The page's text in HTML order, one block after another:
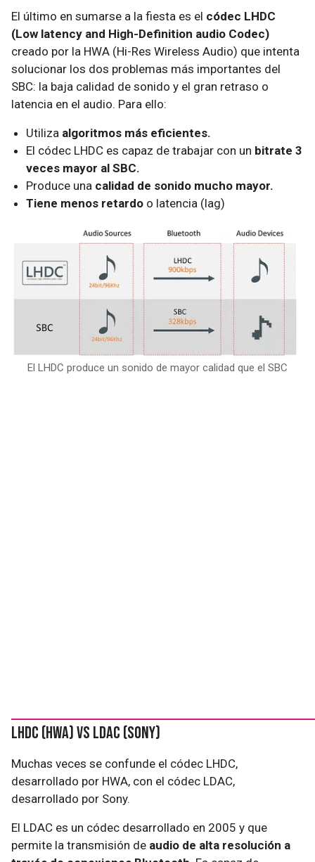
El último en sumarse a la fiesta es el códec LHDC
(Low latency and High-Definition audio Codec)
creado por la HWA (Hi-Res Wireless Audio) que intenta
solucionar los dos problemas más importantes del
SBC: la baja calidad de sonido y el gran retraso o
latencia en el audio. Para ello:
Utiliza algoritmos más eficientes.
El códec LHDC es capaz de trabajar con un bitrate 3
veces mayor al SBC.
Produce una calidad de sonido mucho mayor.
Tiene menos retardo o latencia (lag)
El LHDC produce un sonido de mayor calidad que el SBC
LHDC (HWA) vs LDAC (Sony)
Muchas veces se confunde el códec LHDC,
desarrollado por HWA, con el códec LDAC,
desarrollado por Sony.
El LDAC es un códec desarrollado en 2005 y que
permite la transmisión de audio de alta resolución a